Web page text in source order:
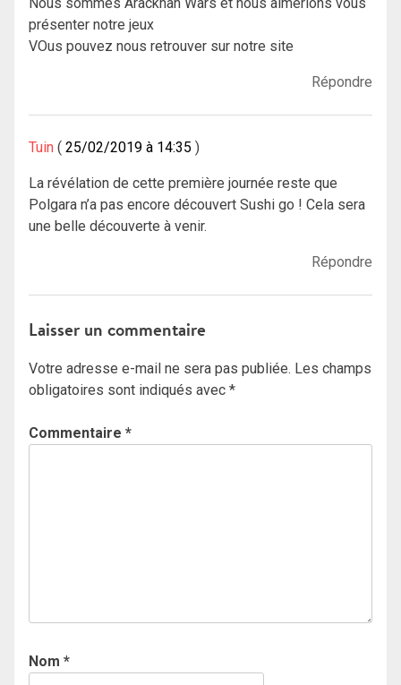
présenter notre jeux
VOus pouvez nous retrouver sur notre site
Répondre
Tuin 25/02/2019 à 14:35
La révélation de cette première journée reste que
Polgara n’a pas encore découvert Sushi go ! Cela sera
une belle découverte à venir.
Répondre
Laisser un commentaire
Votre adresse e-mail ne sera pas publiée. Les champs
obligatoires sont indiqués avec *
Commentaire *
Nom *